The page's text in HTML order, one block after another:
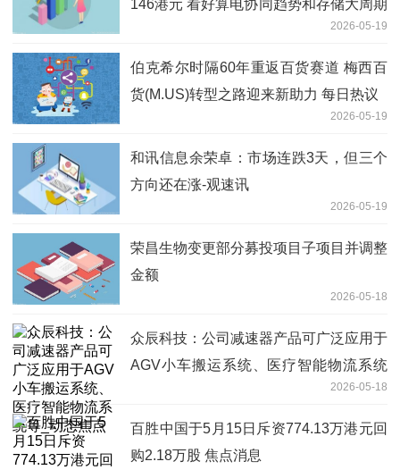
146港元 看好算电协同趋势和存储大周期
2026-05-19
伯克希尔时隔60年重返百货赛道 梅西百
货(M.US)转型之路迎来新助力 每日热议
2026-05-19
和讯信息余荣卓：市场连跌3天，但三个
方向还在涨-观速讯
2026-05-19
荣昌生物变更部分募投项目子项目并调整
金额
2026-05-18
众辰科技：公司减速器产品可广泛应用于
AGV小车搬运系统、医疗智能物流系统
2026-05-18
百胜中国于5月15日斥资774.13万港元回
购2.18万股 焦点消息